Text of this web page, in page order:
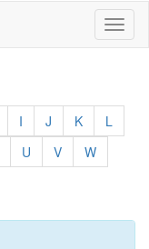
sau
I J K
L
U V
W